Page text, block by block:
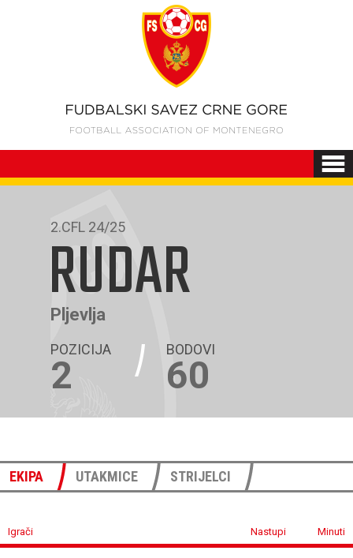
2.CFL 24/25
RUDAR
Pljevlja
POZICIJA
2
BODOVI
60
EKIPA UTAKMICE STRIJELCI
Igrači Nastupi Minuti